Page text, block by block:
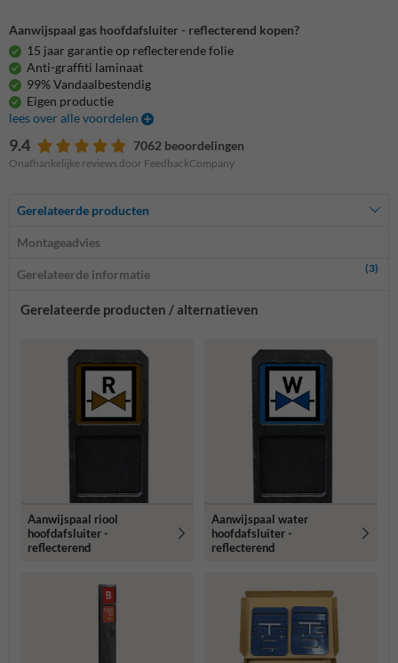
Aanwijspaal gas hoofdafsluiter - reflecterend kopen?
15 jaar garantie op reflecterende folie
Anti-graffiti laminaat
99% Vandaalbestendig
Eigen productie
lees over alle voordelen
9.4 7062 beoordelingen
Onafhankelijke reviews door FeedbackCompany
Gerelateerde producten
Montageadvies
Gerelateerde informatie (3)
Gerelateerde producten / alternatieven
Aanwijspaal riool
hoofdafsluiter -
reflecterend
Aanwijspaal water
hoofdafsluiter -
reflecterend